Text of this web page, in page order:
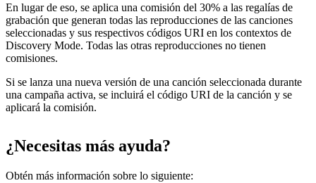
En lugar de eso, se aplica una comisión del 30% a las regalías de
grabación que generan todas las reproducciones de las canciones
seleccionadas y sus respectivos códigos URI en los contextos de
Discovery Mode. Todas las otras reproducciones no tienen
comisiones.
Si se lanza una nueva versión de una canción seleccionada durante
una campaña activa, se incluirá el código URI de la canción y se
aplicará la comisión.
¿Necesitas más ayuda?
Obtén más información sobre lo siguiente: